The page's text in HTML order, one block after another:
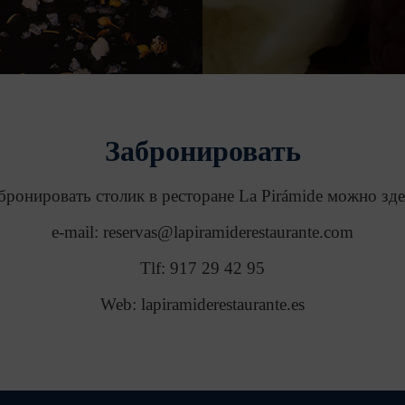
Забронировать
столик в ресторане La Pirámide можно
e-mail: reservas@lapiramiderestaurante.com
Tlf: 917 29 42 95
Web: lapiramiderestaurante.es